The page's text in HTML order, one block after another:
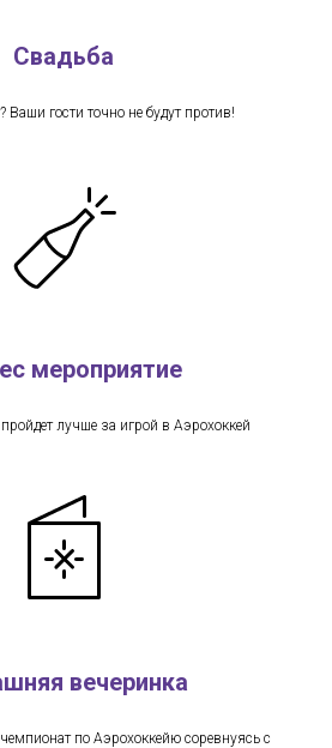
Свадьба
Ваши гости точно не будут против!
мероприятие
лучше за игрой в Аэрохоккей
вечеринка
по Аэрохоккейю соревнуясь с